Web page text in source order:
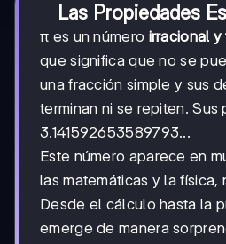
Las Propiedades
π es un número irracional
que significa que no se
una fracción simple y sus
terminan ni se repiten. Sus
3.141592653589793...
Este número aparece en
las matemáticas y la física,
Desde el cálculo hasta la
emerge de manera